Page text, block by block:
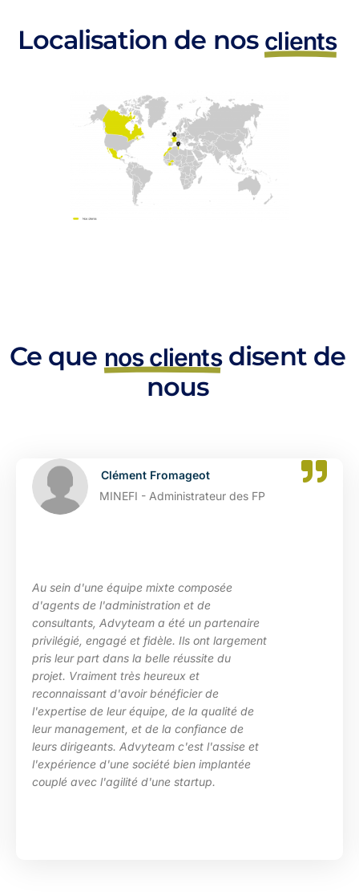
Localisation de nos clients
Ce que nos clientsdisent de
nous
Fromageot
- Administrateur des FP
mixte composée
et de
a été un partenaire
fidèle. Ils ont largement
la belle réussite du
heureux et
bénéficier de
équipe, de la qualité de
et de la confiance de
c'est l'assise et
société bien implantée
d'une startup.